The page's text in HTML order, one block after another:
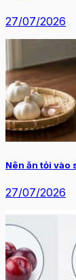
27/07/2026
Nên ăn tỏi vào
27/07/2026